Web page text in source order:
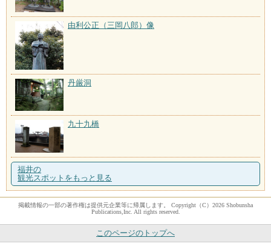
由利公正（三岡八郎）像
丹厳洞
九十九橋
福井の
観光スポットをもっと見る
掲載情報の一部の著作権は提供元企業等に帰属します。 Copyright（C）2026 Shobunsha
Publications,Inc. All rights reserved.
このページのトップへ